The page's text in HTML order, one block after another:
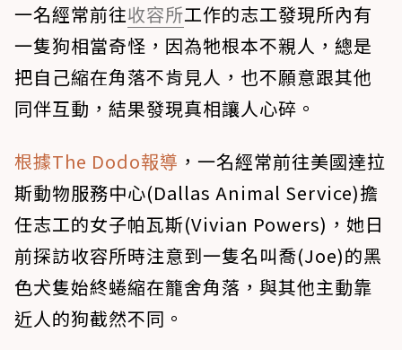
一名經常前往收容所工作的志工發現所內有
一隻狗相當奇怪，因為牠根本不親人，總是
把自己縮在角落不肯見人，也不願意跟其他
同伴互動，結果發現真相讓人心碎。
根據The Dodo報導 ，一名經常前往美國達拉
斯動物服務中心(Dallas Animal Service)擔
任志工的女子帕瓦斯(Vivian Powers)，她日
前探訪收容所時注意到一隻名叫喬(Joe)的黑
色犬隻始終蜷縮在籠舍角落，與其他主動靠
近人的狗截然不同。